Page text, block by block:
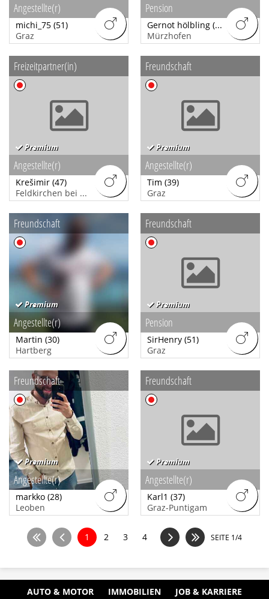
Angestellte(r)
michi_75 (51)
Graz
Pension
Gernot hölbling (32)
Mürzhofen
Freizeitpartner(in)
Premium
Angestellte(r)
Krešimir (47)
Feldkirchen bei Graz
Freundschaft
Premium
Angestellte(r)
Tim (39)
Graz
Freundschaft
Premium
Angestellte(r)
Martin (30)
Hartberg
Freundschaft
Premium
Pension
SirHenry (51)
Graz
Freundschaft
Premium
Angestellte(r)
markko (28)
Leoben
Freundschaft
Premium
Angestellte(r)
Karl1 (37)
Graz-Puntigam
1 2 3 4 SEITE 1/4
AUTO & MOTOR IMMOBILIEN JOB & KARRIERE